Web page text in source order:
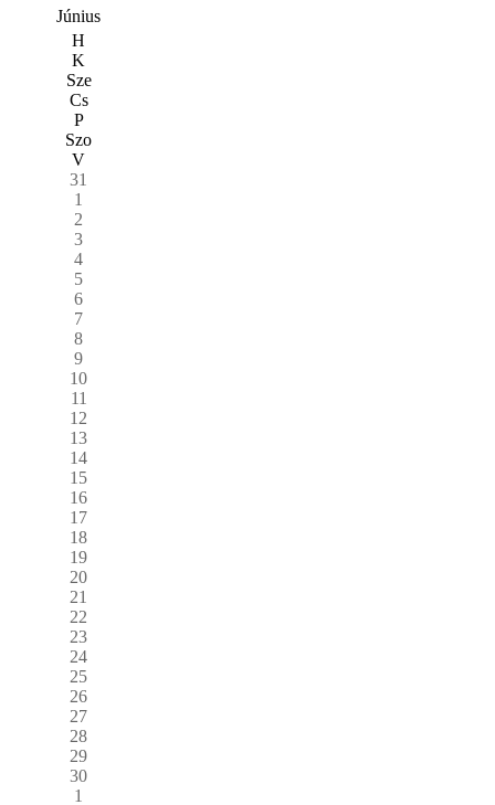
Június
H
K
Sze
Cs
P
Szo
V
31
1
2
3
4
5
6
7
8
9
10
11
12
13
14
15
16
17
18
19
20
21
22
23
24
25
26
27
28
29
30
1